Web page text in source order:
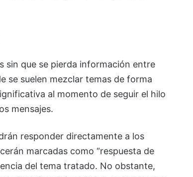
sin que se pierda información entre
se suelen mezclar temas de forma
al momento de seguir el hilo
mensajes.
responder directamente a los
marcadas como “respuesta de
del tema tratado. No obstante,